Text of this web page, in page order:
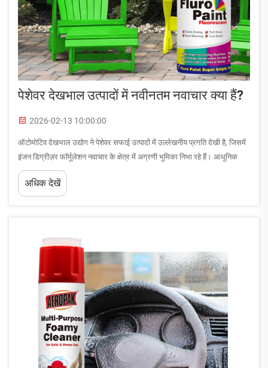
पेशेवर देखभाल उत्पादों में नवीनतम नवाचार क्या हैं?
2026-02-13 10:00:00
ऑटोमोटिव देखभाल उद्योग ने पेशेवर सफाई उत्पादों में उल्लेखनीय प्रगति देखी है, जिसमें
इंजन डिग्रीज़र फॉर्मूलेशन नवाचार के क्षेत्र में अग्रणी भूमिका निभा रहे हैं। आधुनिक
वाहनों को उनके जटिल रखरखाव की आवश्यकताओं को पूरा करने के लिए उन्नत
रखरखाव समाधानों की आवश्यकता होती है...
अधिक देखें